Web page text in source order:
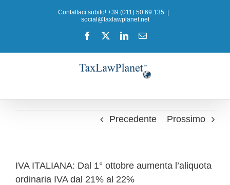
Contattaci subito! +39 (011) 50.69.135
social@taxlawplanet.net
Facebook LinkedInEmail
Precedente Prossimo
IVA ITALIANA: Dal 1° ottobre aumenta l’aliquota
ordinaria IVA dal 21% al 22%